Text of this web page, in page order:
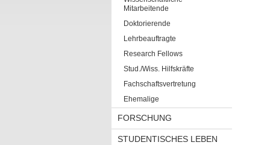
Mitarbeitende
Doktorierende
Lehrbeauftragte
Research Fellows
Stud./Wiss. Hilfskräfte
Fachschaftsvertretung
Ehemalige
FORSCHUNG
STUDENTISCHES LEBEN